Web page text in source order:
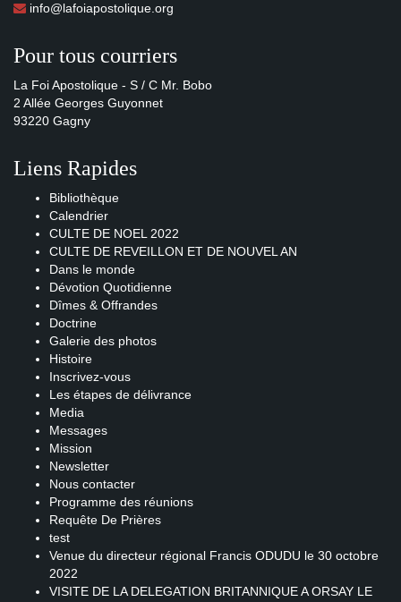
info@lafoiapostolique.org
Pour tous courriers
La Foi Apostolique - S / C Mr. Bobo
2 Allée Georges Guyonnet
93220 Gagny
Liens Rapides
Bibliothèque
Calendrier
CULTE DE NOEL 2022
CULTE DE REVEILLON ET DE NOUVEL AN
Dans le monde
Dévotion Quotidienne
Dîmes & Offrandes
Doctrine
Galerie des photos
Histoire
Inscrivez-vous
Les étapes de délivrance
Media
Messages
Mission
Newsletter
Nous contacter
Programme des réunions
Requête De Prières
test
Venue du directeur régional Francis ODUDU le 30 octobre
2022
VISITE DE LA DELEGATION BRITANNIQUE A ORSAY LE